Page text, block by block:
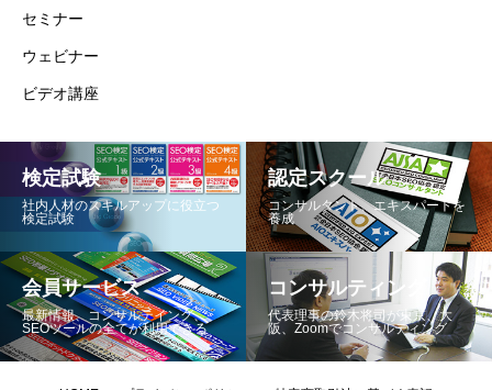
セミナー
ウェビナー
ビデオ講座
検定試験
社内人材のスキルアップに役立つ
検定試験
認定スクール
コンサルタント、エキスパートを
養成
会員サービス
最新情報、コンサルテイング、
SEOツールの全てが利用できる
コンサルティング
代表理事の鈴木将司が東京、大
阪、Zoomでコンサルティング